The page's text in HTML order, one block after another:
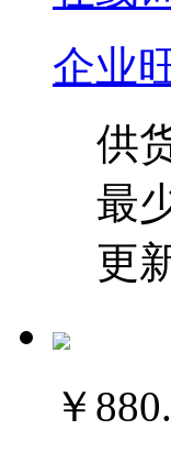
企业
供
最
更
￥